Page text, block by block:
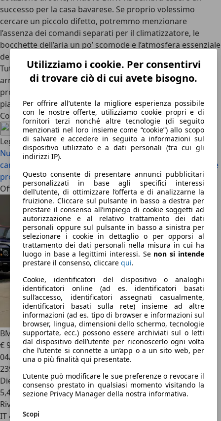
Utilizziamo i cookie. Per consentirvi
di trovare ciò di cui avete bisogno.
Per offrire all’utente la migliore esperienza possibile
con le nostre offerte, utilizziamo cookie propri e di
fornitori terzi nonché altre tecnologie (di seguito
menzionati nel loro insieme come “cookie”) allo scopo
di salvare e accedere in seguito a informazioni sul
dispositivo utilizzato e a dati personali (tra cui gli
indirizzi IP).
Questo consente di presentare annunci pubblicitari
personalizzati in base agli specifici interessi
dell’utente, di ottimizzare l’offerta e di analizzarne la
fruizione. Cliccare sul pulsante in basso a destra per
prestare il consenso all’impiego di cookie soggetti ad
autorizzazione e al relativo trattamento dei dati
personali oppure sul pulsante in basso a sinistra per
selezionare i cookie in dettaglio o per opporsi al
trattamento dei dati personali nella misura in cui ha
luogo in base a legittimi interessi. Se non si intende
prestare il consenso, cliccare qui.
Cookie, identificatori del dispositivo o analoghi
identificatori online (ad es. identificatori basati
sull’accesso, identificatori assegnati casualmente,
identificatori basati sulla rete) insieme ad altre
informazioni (ad es. tipo di browser e informazioni sul
browser, lingua, dimensioni dello schermo, tecnologie
supportate, ecc.) possono essere archiviati sul o letti
dal dispositivo dell’utente per riconoscerlo ogni volta
che l’utente si connette a un’app o a un sito web, per
una o più finalità qui presentate.
L’utente può modificare le sue preferenze o revocare il
consenso prestato in qualsiasi momento visitando la
sezione Privacy Manager della nostra informativa.
Scopi
successo per la casa bavarese. Se proprio volessimo
cercare un piccolo difetto, potremmo menzionare
l’assenza dei comandi separati per il climatizzatore, le
bocchette dell’aria un po’ scomode e l’atmosfera essenziale
della versione base, che potrebbe non entusiasmare tutti.
Tuttavia, per chi ha la pazienza di aspettare, a metà 2025
arriverà la versione con il potente diesel a sei cilindri, che
promette di alzare ulteriormente il livello di prestazioni e
piacere di guida.
Condividi l'articolo
Leggi anche
Nuova BMW Serie 7 (2026): l’ammiraglia di Dingolfing
cambia volto
Recensione BMW X5: meno sportiva, ma ora è
pronta a tutto
Offerte attuali
BMW X3xDrive20d xLine
€ 9.800
04/2015
239.000 km
Diesel
5,4 l/100 km (comb.)
Rivenditore
IT 40138